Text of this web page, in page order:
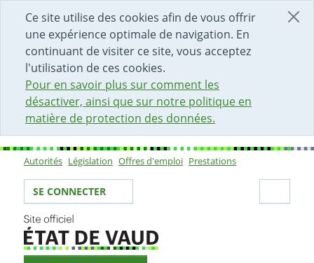
Ce site utilise des cookies afin de vous offrir
une expérience optimale de navigation. En
continuant de visiter ce site, vous acceptez
l'utilisation de ces cookies.
Pour en savoir plus sur comment les
désactiver, ainsi que sur notre politique en
matière de protection des données.
DÉBUT DU CONTENU DE LA PAGE
ACCÈS AU CHAMP DE RECHERCHE
PAGE D'ACCUEIL
FORMULAIRE DE CONTACT
Sous-navigation
Autorités Législation Offres d'emploi Prestations
Votre identité
SE CONNECTER